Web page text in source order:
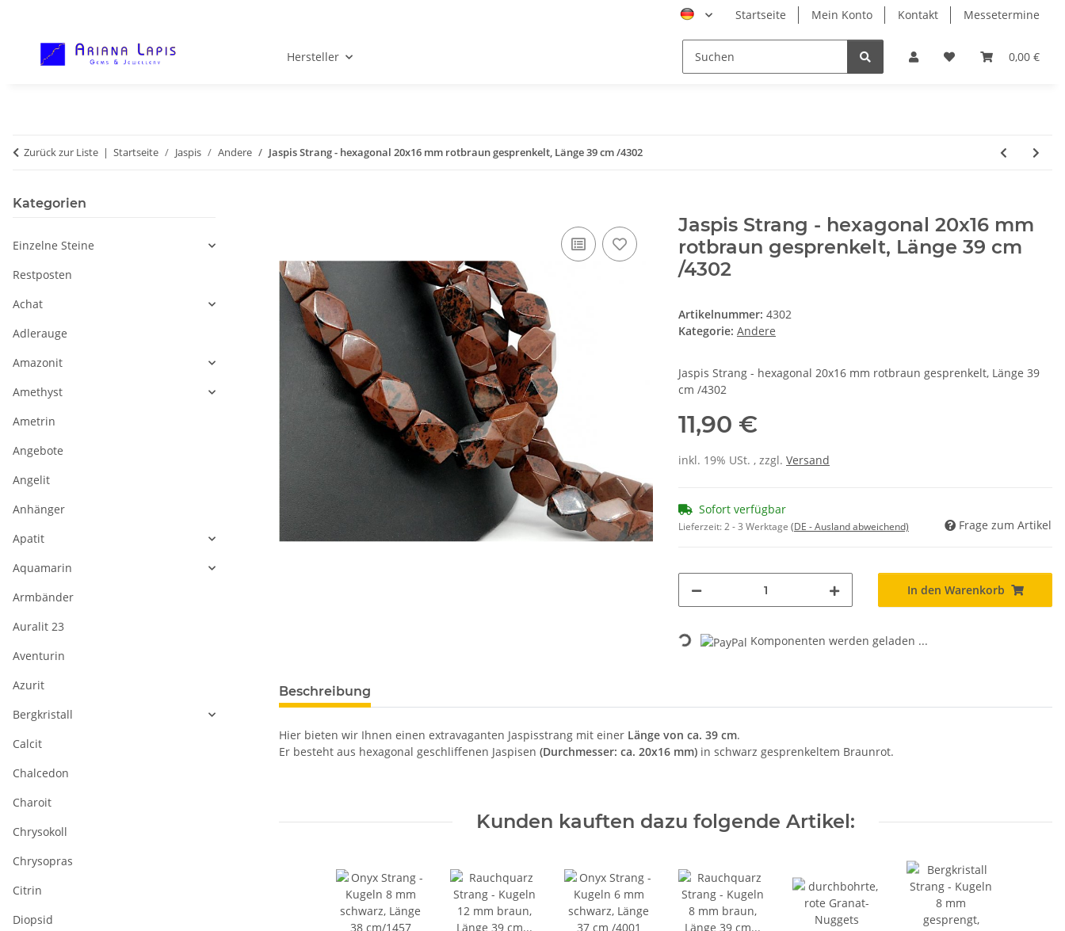
Startseite Mein Konto Kontakt Messetermine
0,00 €
Hersteller
Zurück zur Liste Startseite Jaspis Andere Jaspis Strang - hexagonal 20x16 mm rotbraun gesprenkelt, Länge 39 cm /4302
Jaspis Strang - hexagonal 20x16 mm
rotbraun gesprenkelt, Länge 39 cm
/4302
Artikelnummer: 4302
Kategorie: Andere
Jaspis Strang - hexagonal 20x16 mm rotbraun gesprenkelt, Länge 39
cm /4302
11,90 €
inkl. 19% USt. , zzgl. Versand
Sofort verfügbar
Lieferzeit:2 - 3 Werktage (DE - Ausland abweichend) Frage zum Artikel
In den Warenkorb
Loading... Komponenten werden geladen ...
weitere Registerkarten anzeigen
Beschreibung
Hier bieten wir Ihnen einen extravaganten Jaspisstrang mit einer Länge von ca. 39 cm.
Er besteht aus hexagonal geschliffenen Jaspisen (Durchmesser: ca. 20x16 mm) in schwarz gesprenkeltem Braunrot.
Kunden kauften dazu folgende Artikel:
Kategorien
Einzelne Steine
Restposten
Achat
Adlerauge
Amazonit
Amethyst
Ametrin
Angebote
Angelit
Anhänger
Apatit
Aquamarin
Armbänder
Auralit 23
Aventurin
Azurit
Bergkristall
Calcit
Chalcedon
Charoit
Chrysokoll
Chrysopras
Citrin
Diopsid